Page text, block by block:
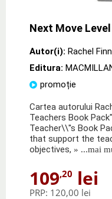
Next Move
Autor(i): Rachel
Editura:
promoție
Cartea autorului
Teachers Book
Teacher\\''s Book
that support the
objectives, » ...mai
109,20 lei
PRP: 120,00 lei